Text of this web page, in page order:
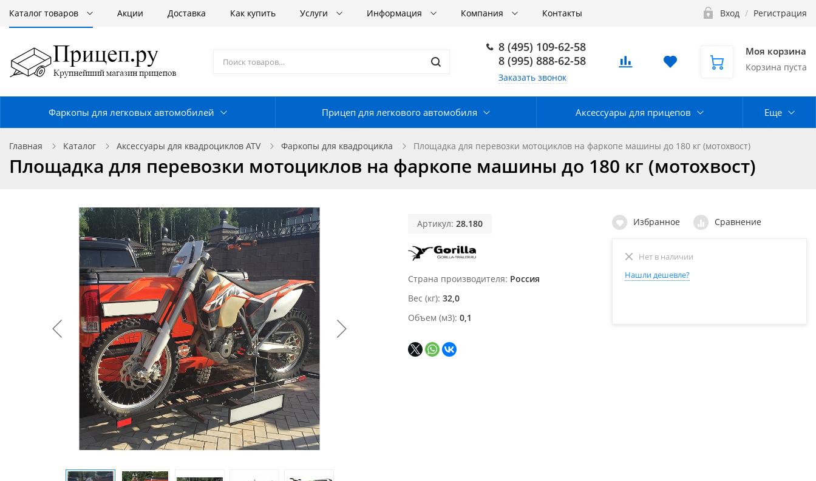
Каталог товаров Акции Доставка Как купить Услуги Информация Компания Контакты Вход / Регистрация
8 (495) 109-62-58
8 (995) 888-62-58
Заказать звонок
Моя корзина
Корзина пуста
Фаркопы для легковых автомобилей Прицеп для легкового автомобиля Аксессуары для прицепов Еще
Главная Каталог Аксессуары для квадроциклов ATV Фаркопы для квадроцикла Площадка для перевозки мотоциклов на фаркопе машины до 180 кг (мотохвост)
Площадка для перевозки мотоциклов на фаркопе машины до 180 кг (мотохвост)
Артикул: 28.180
Страна производителя Россия
Вес (кг) 32,0
Объем (м3) 0,1
Избранное Сравнение
Нет в наличии
Нашли дешевле?